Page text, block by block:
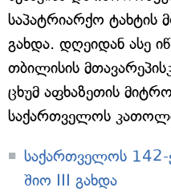
საპატრიარქო ტახტის
გახდა. დღეიდან ასე
თბილისის
ცხუმ აფხაზეთის
საქართველოს
საქართველოს 142-
შიო III გახდა